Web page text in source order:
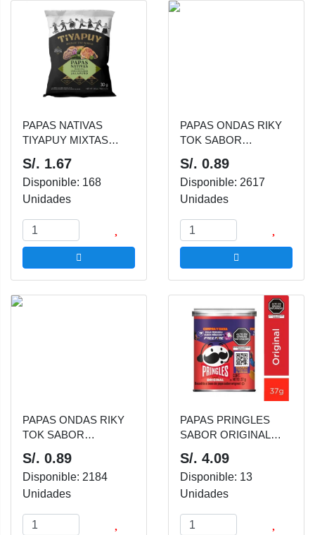
PAPAS NATIVAS
TIYAPUY MIXTAS
GR
S/. 1.67
Disponible: 168
Unidades
PAPAS ONDAS RIKY
TOK SABOR
S/. 0.89
Disponible: 2617
Unidades
PAPAS ONDAS RIKY
TOK SABOR
S/. 0.89
Disponible: 2184
Unidades
PAPAS PRINGLES
SABOR ORIGINAL
S/. 4.09
Disponible: 13
Unidades